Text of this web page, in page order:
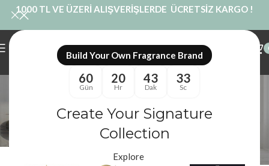
Build Your Own Fragrance Brand
60
Gün
20
Hr
43
Dak
33
Sc
Create Your Signature
Collection
Explore
1000 TL VE ÜZERİ ALIŞVERİŞLERDE ÜCRETSİZ KARGO !
Kristal Kapsül Mum
Royal Mum
Ürünler “Kristal Kapsül Mum” olarak etiketlendi